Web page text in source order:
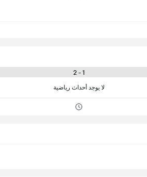
1 - 2
لا يوجد أحداث رياضية